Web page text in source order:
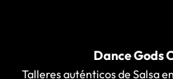
Dance Gods
Talleres auténticos de Salsa